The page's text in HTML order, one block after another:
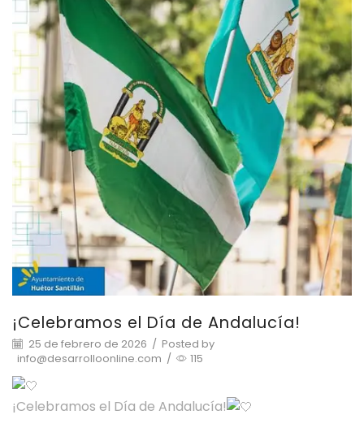
¡Celebramos el Día de Andalucía!
25 de febrero de 2026 / Posted by
info@desarrolloonline.com / 115
¡Celebramos el Día de Andalucía!